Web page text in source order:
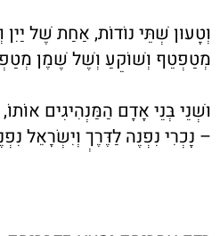
וְטָעוּן שְׁתֵּי נוֹדוֹת, אַחַת שֶׁל
מְטַפְטֵף וְשׁוֹקֵעַ וְשֶׁל שֶׁמֶן
וּשְׁנֵי בְּנֵי אָדָם הַמַּנְהִיגִים
– נָכְרִי נִפְנֶה לַדֶּרֶךְ וְיִשְׂרָאֵל